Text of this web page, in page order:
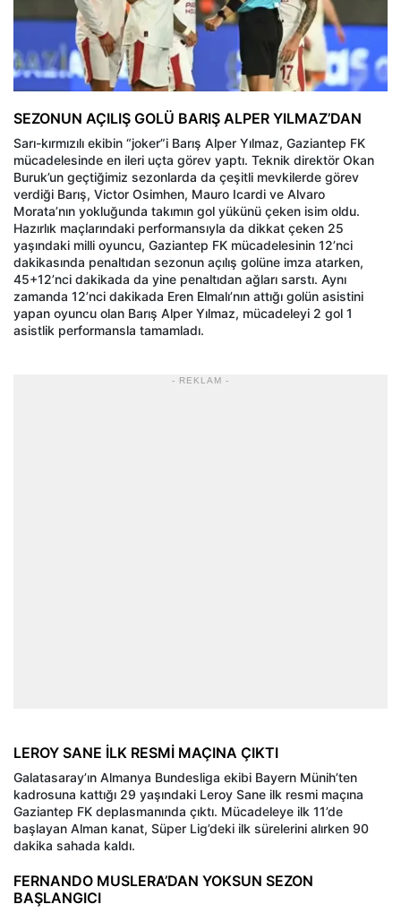
SEZONUN AÇILIŞ GOLÜ BARIŞ ALPER YILMAZ’DAN
Sarı-kırmızılı ekibin “joker”i Barış Alper Yılmaz, Gaziantep FK
mücadelesinde en ileri uçta görev yaptı. Teknik direktör Okan
Buruk’un geçtiğimiz sezonlarda da çeşitli mevkilerde görev
verdiği Barış, Victor Osimhen, Mauro Icardi ve Alvaro
Morata’nın yokluğunda takımın gol yükünü çeken isim oldu.
Hazırlık maçlarındaki performansıyla da dikkat çeken 25
yaşındaki milli oyuncu, Gaziantep FK mücadelesinin 12’nci
dakikasında penaltıdan sezonun açılış golüne imza atarken,
45+12’nci dakikada da yine penaltıdan ağları sarstı. Aynı
zamanda 12’nci dakikada Eren Elmalı’nın attığı golün asistini
yapan oyuncu olan Barış Alper Yılmaz, mücadeleyi 2 gol 1
asistlik performansla tamamladı.
- REKLAM -
LEROY SANE İLK RESMİ MAÇINA ÇIKTI
Galatasaray’ın Almanya Bundesliga ekibi Bayern Münih’ten
kadrosuna kattığı 29 yaşındaki Leroy Sane ilk resmi maçına
Gaziantep FK deplasmanında çıktı. Mücadeleye ilk 11’de
başlayan Alman kanat, Süper Lig’deki ilk sürelerini alırken 90
dakika sahada kaldı.
FERNANDO MUSLERA’DAN YOKSUN SEZON
BAŞLANGICI